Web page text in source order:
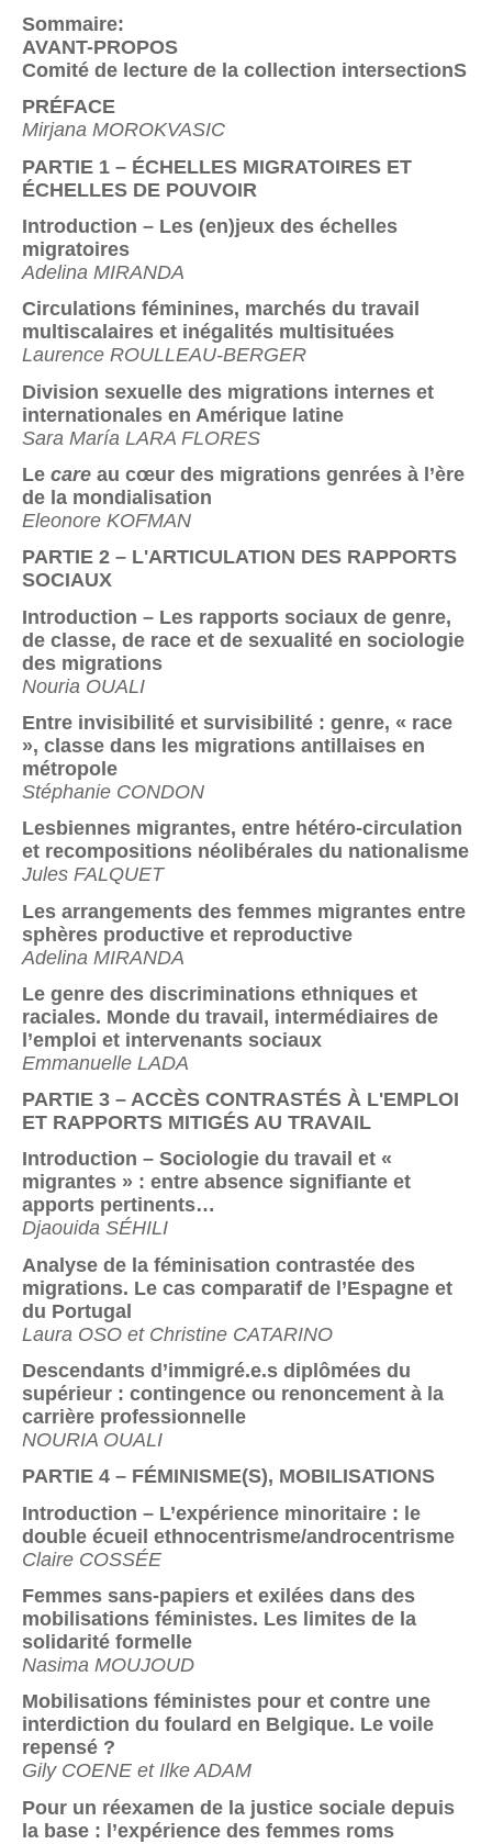
Sommaire:
AVANT-PROPOS
Comité de lecture de la collection intersectionS
PRÉFACE
Mirjana MOROKVASIC
PARTIE 1 – ÉCHELLES MIGRATOIRES ET
ÉCHELLES DE POUVOIR
Introduction – Les (en)jeux des échelles
migratoires
Adelina MIRANDA
Circulations féminines, marchés du travail
multiscalaires et inégalités multisituées
Laurence ROULLEAU-BERGER
Division sexuelle des migrations internes et
internationales en Amérique latine
Sara María LARA FLORES
Le care au cœur des migrations genrées à l’ère
de la mondialisation
Eleonore KOFMAN
PARTIE 2 – L'ARTICULATION DES RAPPORTS
SOCIAUX
Introduction – Les rapports sociaux de genre,
de classe, de race et de sexualité en sociologie
des migrations
Nouria OUALI
Entre invisibilité et survisibilité : genre, « race
», classe dans les migrations antillaises en
métropole
Stéphanie CONDON
Lesbiennes migrantes, entre hétéro-circulation
et recompositions néolibérales du nationalisme
Jules FALQUET
Les arrangements des femmes migrantes entre
sphères productive et reproductive
Adelina MIRANDA
Le genre des discriminations ethniques et
raciales. Monde du travail, intermédiaires de
l’emploi et intervenants sociaux
Emmanuelle LADA
PARTIE 3 – ACCÈS CONTRASTÉS À L'EMPLOI
ET RAPPORTS MITIGÉS AU TRAVAIL
Introduction – Sociologie du travail et «
migrantes » : entre absence signifiante et
apports pertinents…
Djaouida SÉHILI
Analyse de la féminisation contrastée des
migrations. Le cas comparatif de l’Espagne et
du Portugal
Laura OSO et Christine CATARINO
Descendants d’immigré.e.s diplômées du
supérieur : contingence ou renoncement à la
carrière professionnelle
NOURIA OUALI
PARTIE 4 – FÉMINISME(S), MOBILISATIONS
Introduction – L’expérience minoritaire : le
double écueil ethnocentrisme/androcentrisme
Claire COSSÉE
Femmes sans-papiers et exilées dans des
mobilisations féministes. Les limites de la
solidarité formelle
Nasima MOUJOUD
Mobilisations féministes pour et contre une
interdiction du foulard en Belgique. Le voile
repensé ?
Gily COENE et Ilke ADAM
Pour un réexamen de la justice sociale depuis
la base : l’expérience des femmes roms